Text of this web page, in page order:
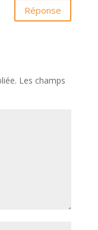
Réponse
Les champs